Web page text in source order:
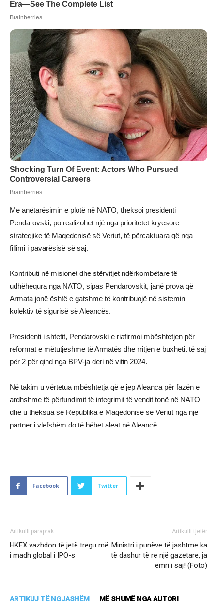
Me anëtarësimin e plotë në NATO, theksoi presidenti
Pendarovski, po realizohet një nga prioritetet kryesore
strategjike të Maqedonisë së Veriut, të përcaktuara që nga
fillimi i pavarësisë së saj.
Kontributi në misionet dhe stërvitjet ndërkombëtare të
udhëhequra nga NATO, sipas Pendarovskit, janë prova që
Armata jonë është e gatshme të kontribuojë në sistemin
kolektiv të sigurisë së Aleancës.
Presidenti i shtetit, Pendarovski e riafirmoi mbështetjen për
reformat e mëtutjeshme të Armatës dhe rritjen e buxhetit të saj
për 2 për qind nga BPV-ja deri në vitin 2024.
Në takim u vërtetua mbështetja që e jep Aleanca për fazën e
ardhshme të përfundimit të integrimit të vendit tonë në NATO
dhe u theksua se Republika e Maqedonisë së Veriut nga një
partner i vlefshëm do të bëhet aleat në Aleancë.
Facebook Twitter
Artikulli paraprak
HKEX vazhdon të jetë tregu më
i madh global i IPO-s
Artikulli tjetër
Ministri i punëve të jashtme ka
të dashur të re një gazetare, ja
emri i saj! (Foto)
ARTIKUJ TË NGJASHËM MË SHUMË NGA AUTORI